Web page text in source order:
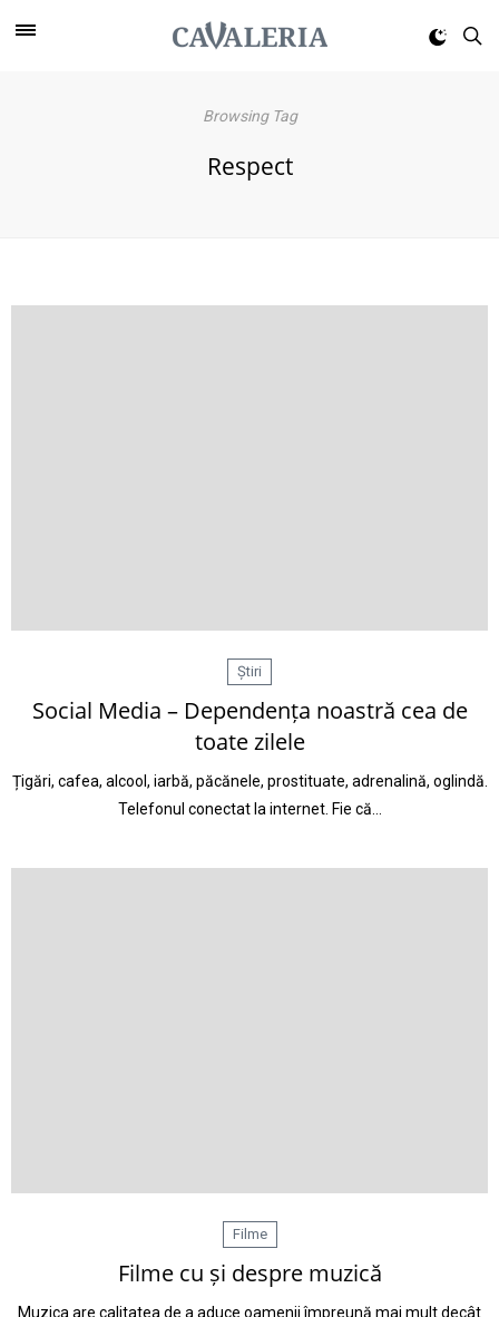
Browsing Tag
Respect
Știri
Social Media – Dependența noastră cea de
toate zilele
Țigări, cafea, alcool, iarbă, păcănele, prostituate, adrenalină, oglindă.
Telefonul conectat la internet. Fie că…
Filme
Filme cu și despre muzică
Muzica are calitatea de a aduce oamenii împreună mai mult decât